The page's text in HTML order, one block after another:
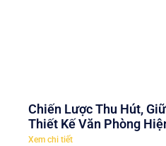
Chiến Lược Thu Hút,
Thiết Kế Văn Phòng
Xem chi tiết